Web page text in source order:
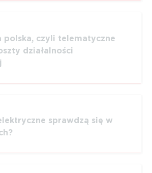
polska, czyli telematyczne
działalności
sprawdzą się w